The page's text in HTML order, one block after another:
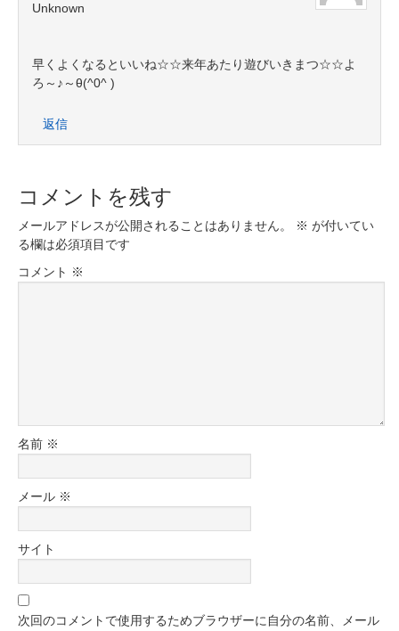
Unknown
早くよくなるといいね☆☆来年あたり遊びいきまつ☆☆よ
ろ～♪～θ(^0^ )
返信
コメントを残す
メールアドレスが公開されることはありません。 ※ が付いてい
る欄は必須項目です
コメント ※
名前 ※
メール ※
サイト
次回のコメントで使用するためブラウザーに自分の名前、メール